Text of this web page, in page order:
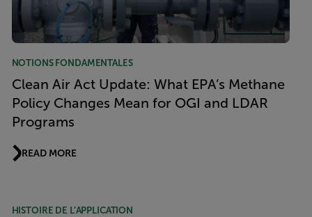
NOTIONS FONDAMENTALES
Clean Air Act Update: What EPA’s Methane
Policy Changes Mean for OGI and LDAR
Programs
READ MORE
HISTOIRE DE L’APPLICATION